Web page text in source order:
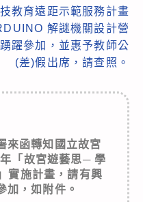
教育遠距示範服務計畫
解謎機關設計營
躍參加，並惠予教師公
(差)假出席，請查照。
來函轉知國立故宮
「故宮遊藝思─ 學
實施計畫，請有興
加，如附件。